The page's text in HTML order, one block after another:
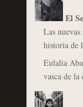
El
Las
historia de
Eulalia
vasca de la